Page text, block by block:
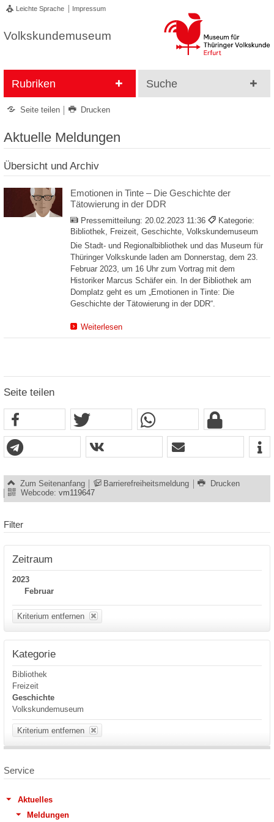
Leichte Sprache Impressum
Volkskundemuseum
Rubriken Suche
Seite teilen Drucken
Aktuelle Meldungen
Übersicht und Archiv
Emotionen in Tinte – Die Geschichte der
Tätowierung in der DDR
Pressemitteilung: 20.02.2023 11:36
Kategorie:
Bibliothek, Freizeit, Geschichte, Volkskundemuseum
Die Stadt- und Regionalbibliothek und das Museum für
Thüringer Volkskunde laden am Donnerstag, dem 23.
Februar 2023, um 16 Uhr zum Vortrag mit dem
Historiker Marcus Schäfer ein. In der Bibliothek am
Domplatz geht es um „Emotionen in Tinte: Die
Geschichte der Tätowierung in der DDR“.
Weiterlesen
Seite teilen
Zum Seitenanfang Barrierefreiheitsmeldung
Drucken
Webcode: vm119647
Filter
Zeitraum
2023
Februar
Kriterium entfernen
Kategorie
Bibliothek
Freizeit
Geschichte
Volkskundemuseum
Kriterium entfernen
Service
Aktuelles
Meldungen